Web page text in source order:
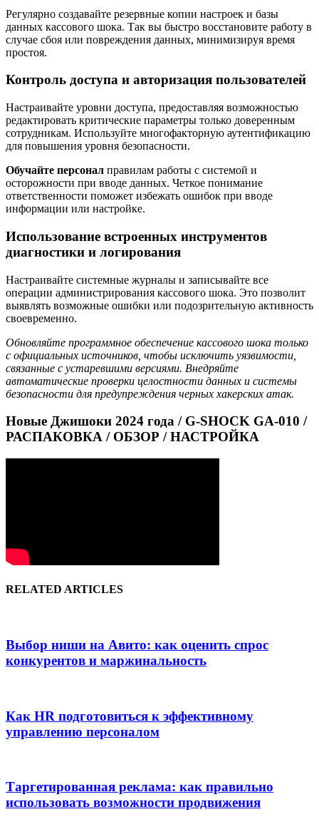
Регулярно создавайте резервные копии настроек и базы
данных кассового шока. Так вы быстро восстановите работу в
случае сбоя или повреждения данных, минимизируя время
простоя.
Контроль доступа и авторизация пользователей
Настраивайте уровни доступа, предоставляя возможностью
редактировать критические параметры только доверенным
сотрудникам. Используйте многофакторную аутентификацию
для повышения уровня безопасности.
Обучайте персонал правилам работы с системой и
осторожности при вводе данных. Четкое понимание
ответственности поможет избежать ошибок при вводе
информации или настройке.
Использование встроенных инструментов
диагностики и логирования
Настраивайте системные журналы и записывайте все
операции администрирования кассового шока. Это позволит
выявлять возможные ошибки или подозрительную активность
своевременно.
Обновляйте программное обеспечение кассового шока только
с официальных источников, чтобы исключить уязвимости,
связанные с устаревшими версиями. Внедряйте
автоматические проверки целостности данных и системы
безопасности для предупреждения черных хакерских атак.
Новые Джишоки 2024 года / G-SHOCK GA-010 /
РАСПАКОВКА / ОБЗОР / НАСТРОЙКА
RELATED ARTICLES
Выбор ниши на Авито: как оценить спрос
конкурентов и маржинальность
Как HR подготовиться к эффективному
управлению персоналом
Таргетированная реклама: как правильно
использовать возможности продвижения